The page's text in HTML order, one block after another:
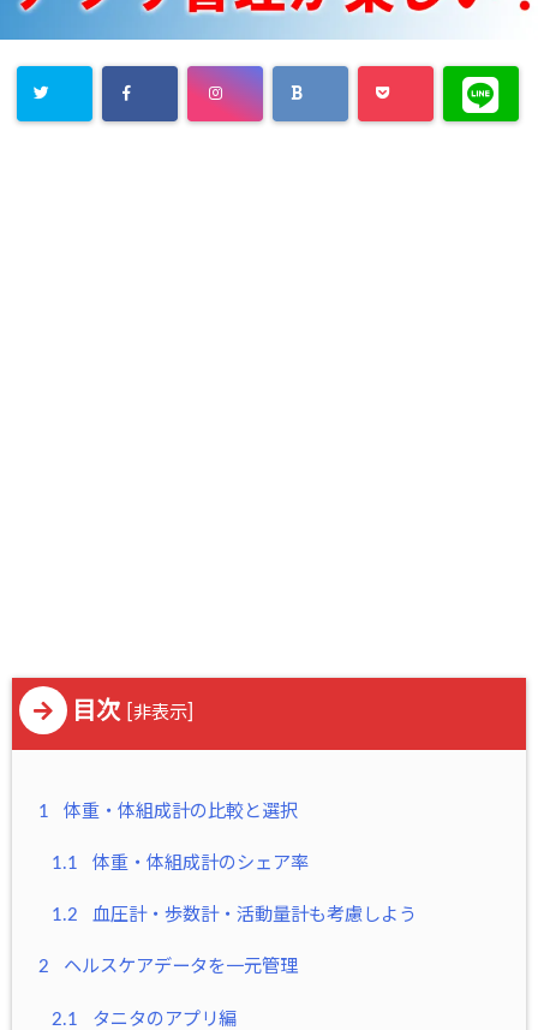
目次 非表示
1 体重・体組成計の比較と選択
1.1 体重・体組成計のシェア率
1.2 血圧計・歩数計・活動量計も考慮しよう
2 ヘルスケアデータを一元管理
2.1 タニタのアプリ編